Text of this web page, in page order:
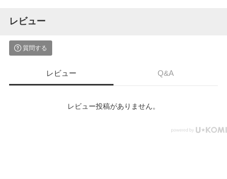
レビュー
質問する
レビュー Q&A
レビュー投稿がありません。